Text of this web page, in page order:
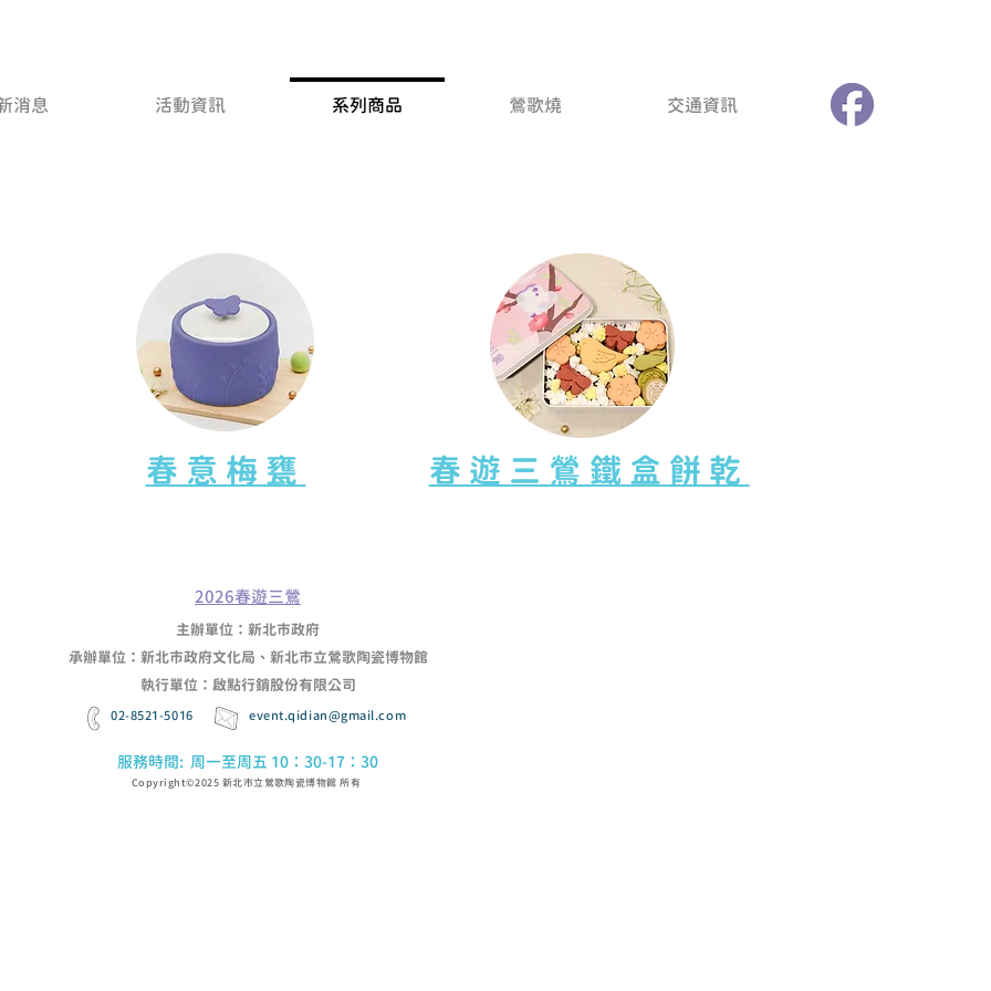
消息 活動資訊 系列商品 鶯歌燒 交通資訊
春意梅甕 ​春遊三鶯鐵盒餅乾
2026春遊三鶯
主辦單位：新北市政府
承辦單位：新北市政府文化局、新北市立鶯歌陶瓷博物館
執行單位：啟點行銷股份有限公司
02-8521-5016​ event.qidian@gmail.com
服務時間: 周一至周五 10：30-17：30
Copyright©2025 新北市立鶯歌陶瓷博物館 所有